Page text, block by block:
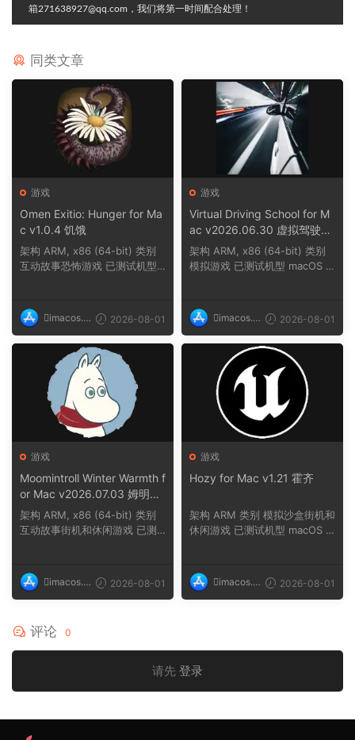
箱271638927@qq.com，我们将第一时间配合处理！
同类文章
游戏
Omen Exitio: Hunger for Ma
c v1.0.4 饥饿
架构 ARM, x86 (64-bit) 类别
互动故事恐怖游戏 已测试机型
imacos.t
op
2026-08-01
游戏
Virtual Driving School for M
ac v2026.06.30 虚拟驾驶学
校
架构 ARM, x86 (64-bit) 类别
模拟游戏 已测试机型 macOS T
imacos.t
op
2026-08-01
游戏
Moomintroll Winter Warmth f
or Mac v2026.07.03 姆明冬
日暖阳
架构 ARM, x86 (64-bit) 类别
互动故事街机和休闲游戏 已测
imacos.t
op
2026-08-01
游戏
Hozy for Mac v1.21 霍齐
架构 ARM 类别 模拟沙盒街机和
休闲游戏 已测试机型 macOS T
imacos.t
op
2026-08-01
评论 0
请先 登录